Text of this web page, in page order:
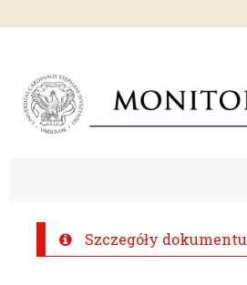
Szczegóły dokumentu